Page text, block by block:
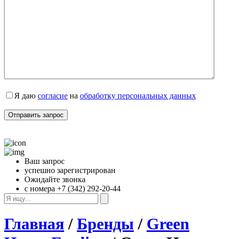
Я даю согласие на обработку персональных данных
Ваш запрос
успешно зарегистрирован
Ожидайте звонка
с номера +7 (342) 292-20-44
Главная/ Бренды/ Green